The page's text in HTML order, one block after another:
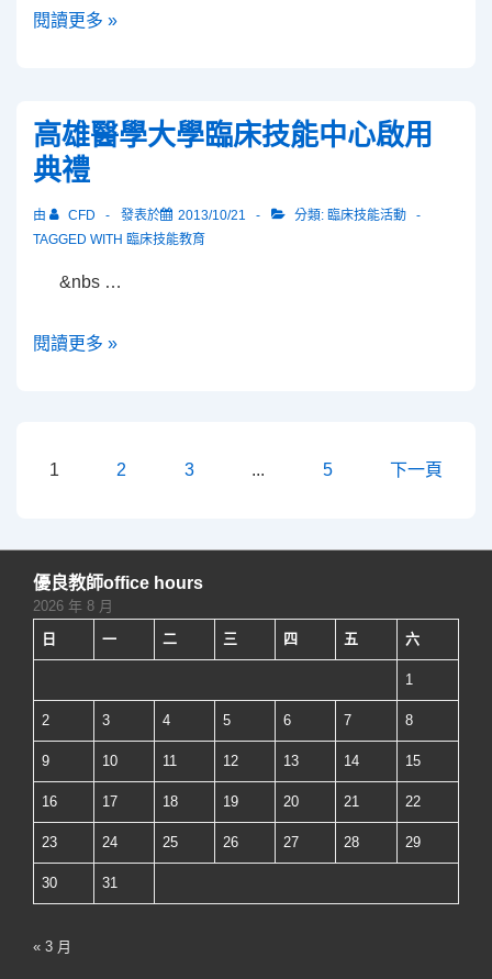
申
數
之
推
動-
開
程
師
(MOOCs)
閱讀更多 »
高雄醫學大學臨床技能中心啟用
典禮
由 CFD 發表於 2013/10/21 分類: 臨床技能活動
TAGGED WITH 臨床技能教育
&nbs …
高
技
能
中
啟
用
禮
閱讀更多 »
文
分
頁
1 2 3 ... 5 下一頁
優良教師office hours
2026 年 8 月
日
一 二 三 四 五 六
1
2 3 4 5 6 7 8
9 10 11 12 13 14 15
16 17 18 19 20 21 22
23 24 25 26 27 28 29
30 31
« 3 月